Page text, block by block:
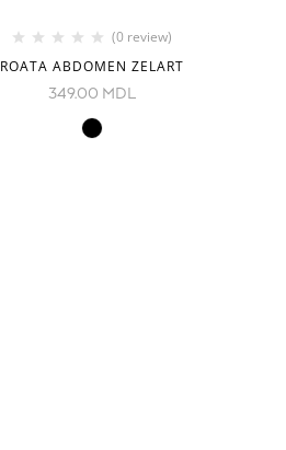
(0 review)
ROATA ABDOMEN ZELART
349.00 MDL